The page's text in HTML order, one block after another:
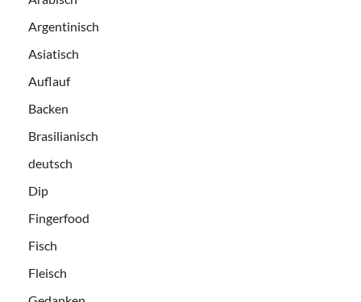
Argentinisch
Asiatisch
Auflauf
Backen
Brasilianisch
deutsch
Dip
Fingerfood
Fisch
Fleisch